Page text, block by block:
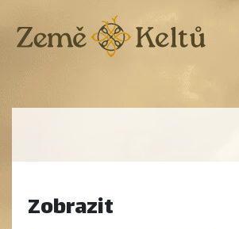
Zobrazit